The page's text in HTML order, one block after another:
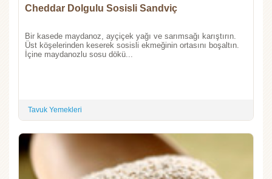
Cheddar Dolgulu Sosisli Sandviç
Bir kasede maydanoz, ayçiçek yağı ve sarımsağı karıştırın.
Üst köşelerinden keserek sosisli ekmeğinin ortasını boşaltın.
İçine maydanozlu sosu dökü...
Tavuk Yemekleri